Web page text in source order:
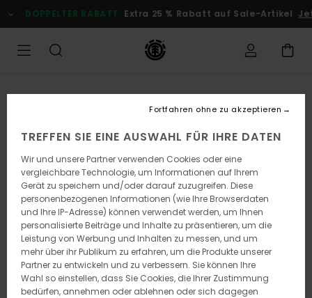
zur
Produktinformation
DOPPELTER RABATT Extra 25 % Rabatt auf Sale-Artikel
TREFFEN SIE EINE AUSWAHL FÜR IHRE DATEN
Wir und unsere Partner verwenden Cookies oder eine
vergleichbare Technologie, um Informationen auf Ihrem
Gerät zu speichern und/oder darauf zuzugreifen. Diese
personenbezogenen Informationen (wie Ihre Browserdaten
und Ihre IP-Adresse) können verwendet werden, um Ihnen
personalisierte Beiträge und Inhalte zu präsentieren, um die
Leistung von Werbung und Inhalten zu messen, und um
mehr über ihr Publikum zu erfahren, um die Produkte unserer
Partner zu entwickeln und zu verbessern. Sie können Ihre
Wahl so einstellen, dass Sie Cookies, die Ihrer Zustimmung
bedürfen, annehmen oder ablehnen oder sich dagegen
Fortfahren ohne zu akzeptieren